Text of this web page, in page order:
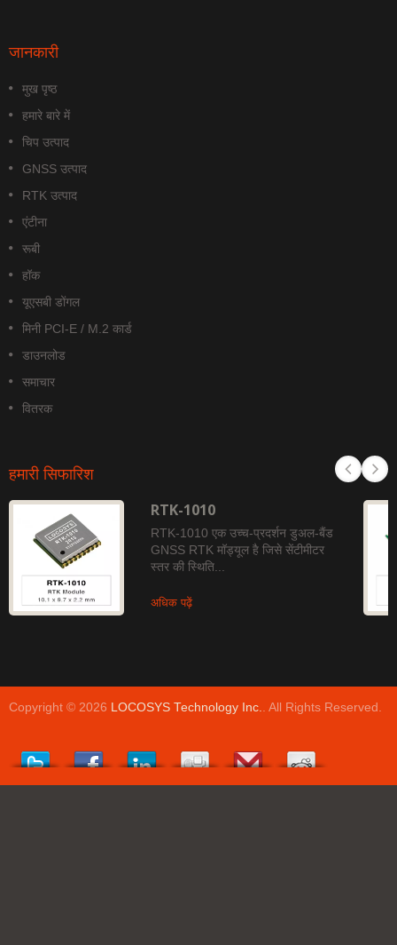
जानकारी
मुख पृष्ठ
हमारे बारे में
चिप उत्पाद
GNSS उत्पाद
RTK उत्पाद
एंटीना
रूबी
हॉक
यूएसबी डोंगल
मिनी PCI-E / M.2 कार्ड
डाउनलोड
समाचार
वितरक
हमारी सिफारिश
RTK-1010
RTK-1010 एक उच्च-प्रदर्शन डुअल-बैंड
GNSS RTK मॉड्यूल है जिसे सेंटीमीटर
स्तर की स्थिति...
अधिक पढ़ें
Copyright © 2026 LOCOSYS Technology Inc.. All Rights Reserved.